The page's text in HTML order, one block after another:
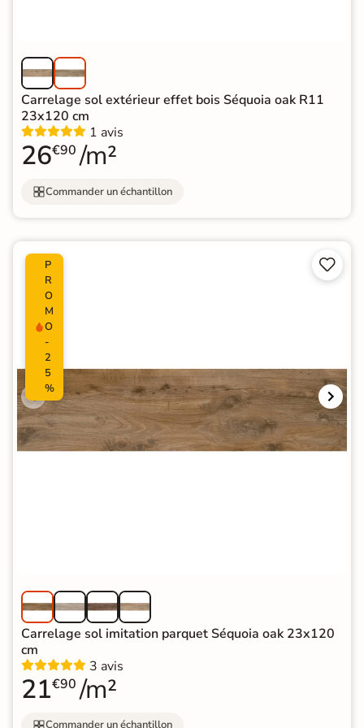
Carrelage sol extérieur effet bois Séquoia oak R11
23x120 cm
1 avis
26€90 /m²
Commander un échantillon
P
R
O
M
O
-
2
5
%


Carrelage sol imitation parquet Séquoia oak 23x120
cm
3 avis
21€90 /m²
Commander un échantillon